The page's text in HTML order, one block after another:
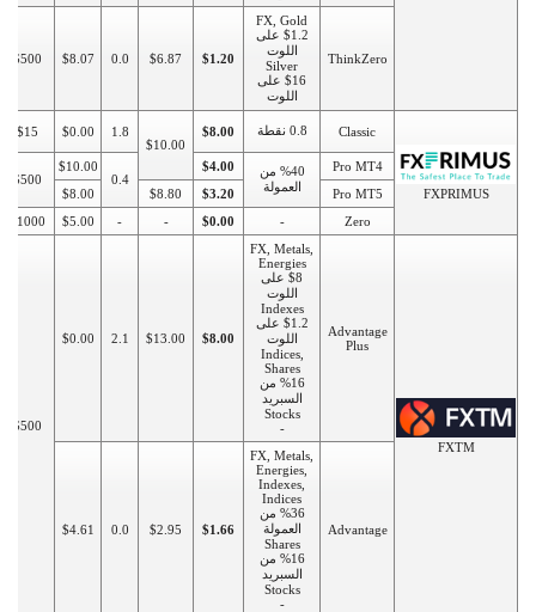
ThinkZero
FX, Gold
$1.2 على
اللوت
Silver
$16 على
اللوت
$1.20
$6.87
0.0
$8.07
$500
FXPRIMUS
Classic 0.8 نقطة
$8.00
$10.00
1.8
$0.00
$15
Pro MT4
%40 من
العمولة
$4.00
0.4
$10.00
$500
Pro MT5
$3.20
$8.80
$8.00
Zero
-
$0.00
-
-
$5.00
$1000
FXTM
Advantage
Plus
FX, Metals,
Energies
$8 على
اللوت
Indexes
$1.2 على
اللوت
Indices,
Shares
%16 من
السبريد
Stocks
-
$8.00
$13.00
2.1
$0.00
$500
Advantage
FX, Metals,
Energies,
Indexes,
Indices
%36 من
العمولة
Shares
%16 من
السبريد
Stocks
-
$1.66
$2.95
0.0
$4.61